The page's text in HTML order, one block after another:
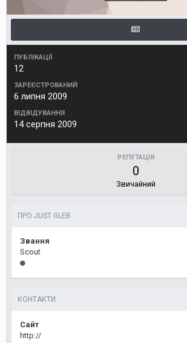
ПУБЛІКАЦІЇ
12
ЗАРЕЄСТРОВАНИЙ
6 липня 2009
ВІДВІДУВАННЯ
14 серпня 2009
РЕПУТАЦІЯ
0
Звичайний
ПРО JUST GLEB
Звання
Scout
КОНТАКТИ
Сайт
http://